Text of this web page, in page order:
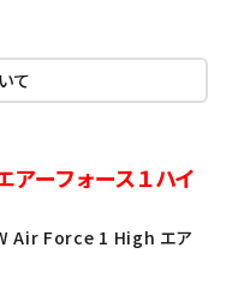
て
ーフォース１ハイ
Air Force 1 High エア